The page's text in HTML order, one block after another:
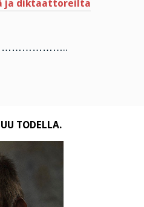
ja diktaattoreilta
TODELLA.